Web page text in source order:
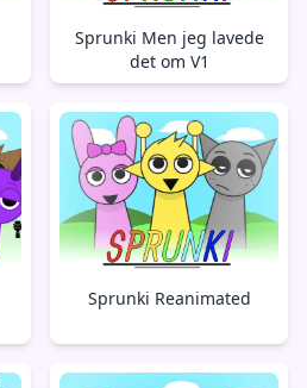
Sprunki Men jeg lavede
det om V1
Sprunki Reanimated